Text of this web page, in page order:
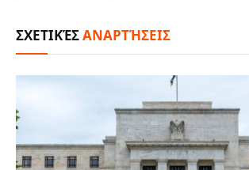
ΣΧΕΤΙΚΈΣΑΝΑΡΤΉΣΕΙΣ